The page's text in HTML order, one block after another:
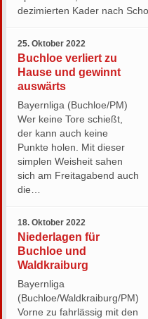
dezimierten Kader nach
25. Oktober 2022
Buchloe verliert zu
Hause und gewinnt
auswärts
Bayernliga (Buchloe/PM)
Wer keine Tore schießt,
der kann auch keine
Punkte holen. Mit dieser
simplen Weisheit sahen
sich am Freitagabend auch
die…
18. Oktober 2022
Niederlagen für
Buchloe und
Waldkraiburg
Bayernliga
(Buchloe/Waldkraiburg/PM)
Vorne zu fahrlässig mit den